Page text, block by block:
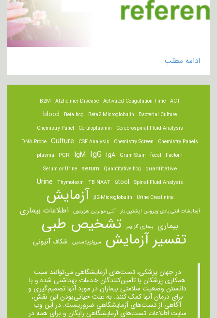
ادامه مطلب
ACT
Activated Coagulation Time
Alzheimer Disease
B2M
Bacterial Culture
Beta2 Microglobulin
Beta hcg
blood
Cerebrospinal Fluid Analysis
Ceruloplasmin
Chemistry Panel
Chemistry Panels
Chemistry Screen
CSF Analysis
Culture
DNA Probe
Factor I
fecal
Gram Stain
IgA
IgG
IgM
PCR
plasma
quantitative
Quantitative hcg
serum
Serum or Urine
Spinal Fluid Analysis
stool
TB NAAT
Thymotaxin
Urine
Urine Creatinine
β2-Microglobulin آزمایش
آزمایشات آنتی بادی ویروس اپشتین بار آنتی مولرین هورمون اطلاعات بیماری
بیماری بیماری آلزایمر تشخیص طبی
تفسیر آزمایش سرولوپلاسمین شکاف آنیونی
در جهان پزشکی، تست‌های آزمایشگاهی می‌توانند سبب
همکاری پزشکان یا تأمین‌کنندگان خدمات بهداشتی شده و با
دانستن وضعیت سلامتی بیماران در مورد آنها تصمیم‌گیری و
برای درمان ‌آنها کمک کنند. به علت حیاتی‌بودن این نقش،
آگاهی از تست‌های آزمایشگاهی ضروریست. در این وب
سایت اطلاعات تست‌های آزمایشگاهی رایگان و برای همه در